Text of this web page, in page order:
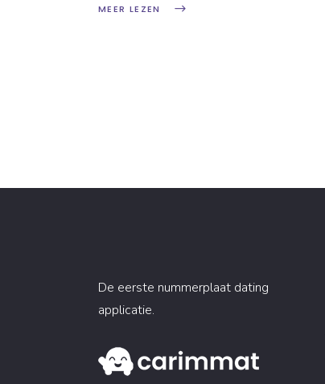
MEER LEZEN
De eerste nummerplaat dating
applicatie.